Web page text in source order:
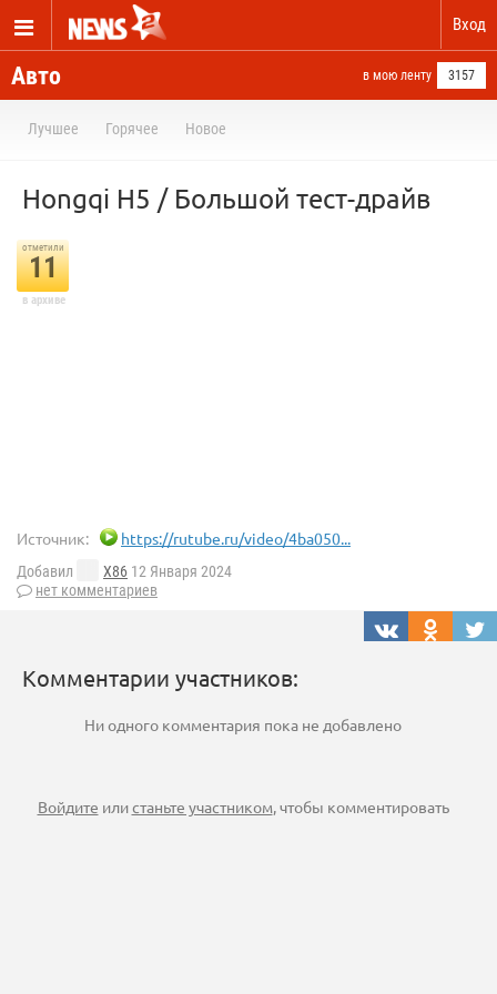
Вход
Авто в мою ленту 3157
Лучшее Горячее Новое
Hongqi H5 / Большой тест-драйв
отметили
11
в архиве
Источник: https://rutube.ru/video/4ba050...
Добавил X86 12 Января 2024
нет комментариев
Комментарии участников:
Ни одного комментария пока не добавлено
Войдите илистаньте участником, чтобы комментировать